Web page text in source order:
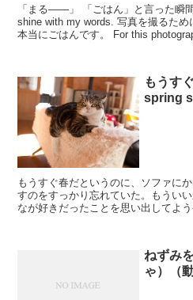
「まる――」 「ごはん」と言った瞬間の目の輝き。 Maru's eyes
shine with my words. 写真を撮るた
本当にごはんです。 For this
もうす
spring
もうすぐ春だというのに、ソファに
すのをすっかり忘れていた。もうい
なが好きだったことを思い出してよ
ねずみ
ゃ）（